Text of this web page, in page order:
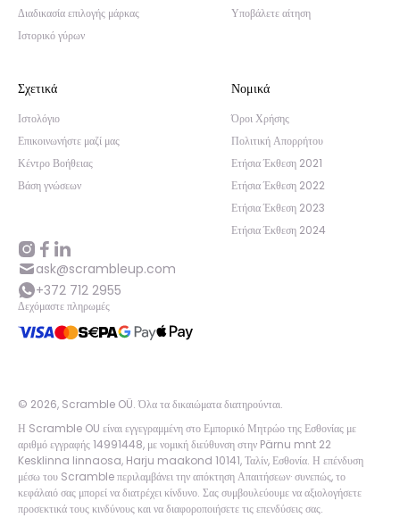
Διαδικασία επιλογής μάρκας
Ιστορικό γύρων
Υποβάλετε αίτηση
Σχετικά
Ιστολόγιο
Επικοινωνήστε μαζί μας
Κέντρο Βοήθειας
Βάση γνώσεων
Νομικά
Όροι Χρήσης
Πολιτική Απορρήτου
Ετήσια Έκθεση 2021
Ετήσια Έκθεση 2022
Ετήσια Έκθεση 2023
Ετήσια Έκθεση 2024
ask@scrambleup.com
+372 712 2955
Δεχόμαστε πληρωμές
© 2026, Scramble OÜ. Όλα τα δικαιώματα διατηρούνται.
Η Scramble OU είναι εγγεγραμμένη στο Εμπορικό Μητρώο της Εσθονίας με
αριθμό εγγραφής 14991448, με νομική διεύθυνση στην Pärnu mnt 22
Kesklinna linnaosa, Harju maakond 10141, Ταλίν, Εσθονία. Η επένδυση
μέσω του Scramble περιλαμβάνει την απόκτηση Απαιτήσεων· συνεπώς, το
κεφάλαιό σας μπορεί να διατρέχει κίνδυνο. Σας συμβουλεύουμε να αξιολογήσετε
προσεκτικά τους κινδύνους και να διαφοροποιήσετε τις επενδύσεις σας.